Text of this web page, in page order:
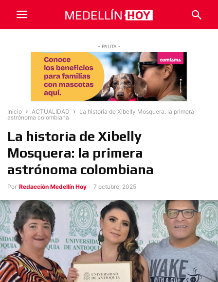
- PAUTA -
Inicio ACTUALIDAD
La historia de Xibelly Mosquera: la primera
astrónoma colombiana
La historia de Xibelly
Mosquera: la primera
astrónoma colombiana
Por Redacción Medellín Hoy - 7 octubre, 2025